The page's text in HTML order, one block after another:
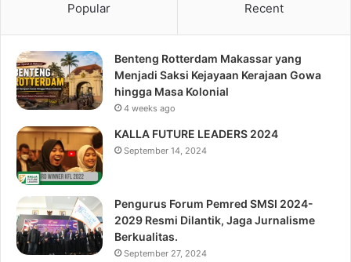
Popular Recent
Benteng Rotterdam Makassar yang
Menjadi Saksi Kejayaan Kerajaan Gowa
hingga Masa Kolonial
4 weeks ago
KALLA FUTURE LEADERS 2024
September 14, 2024
Pengurus Forum Pemred SMSI 2024-
2029 Resmi Dilantik, Jaga Jurnalisme
Berkualitas.
September 27, 2024